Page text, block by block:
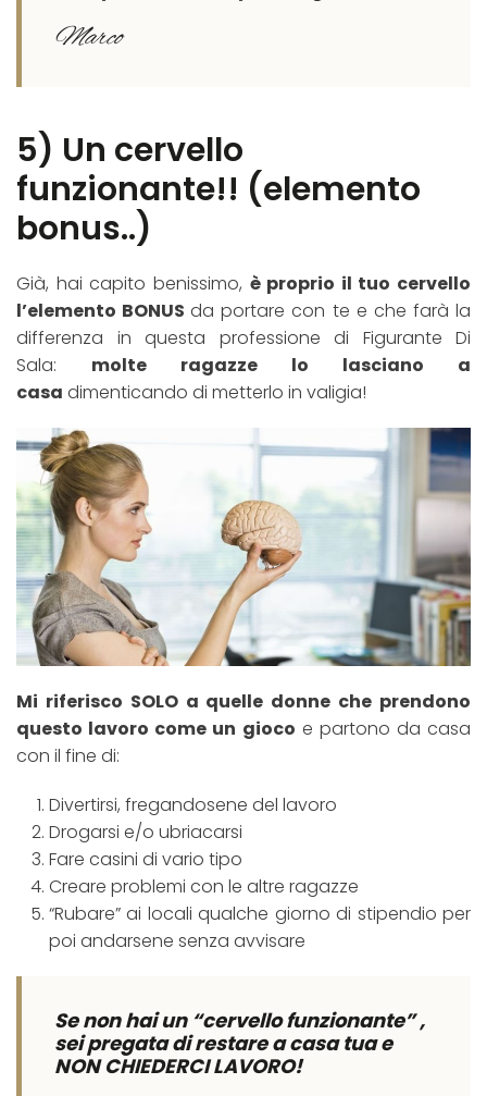
Marco
5) Un cervello
funzionante!! (elemento
bonus..)
Già, hai capito benissimo, è proprio il tuo cervello
l’elemento BONUSda portare con te e che farà la
differenza in questa professione di Figurante Di
Sala: molte ragazze lo lasciano a
casa dimenticando di metterlo in valigia!
Mi riferisco SOLO a quelle donne che prendono
questo lavoro come un gioco e partono da casa
con il fine di:
Divertirsi, fregandosene del lavoro
Drogarsi e/o ubriacarsi
Fare casini di vario tipo
Creare problemi con le altre ragazze
“Rubare” ai locali qualche giorno di stipendio per
poi andarsene senza avvisare
Se non hai un “cervello funzionante” ,
sei pregata di restare a casa tua e
NON CHIEDERCI LAVORO!